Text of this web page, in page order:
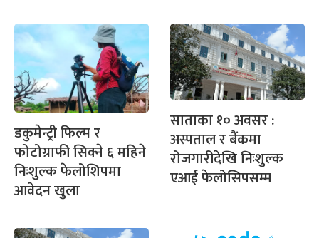
डकुमेन्ट्री फिल्म र
फोटोग्राफी सिक्ने ६ महिने
निःशुल्क फेलोशिपमा
आवेदन खुला
साताका १० अवसर :
अस्पताल र बैंकमा
रोजगारीदेखि निःशुल्क
एआई फेलोसिपसम्म